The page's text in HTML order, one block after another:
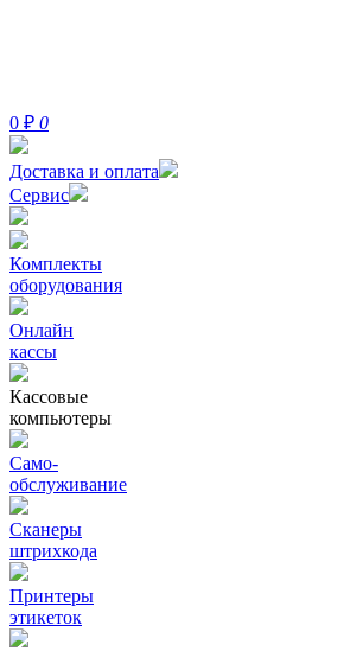
0 ₽ 0
Доставка и оплата
Сервис
Комплекты
оборудования
Онлайн
кассы
Кассовые
компьютеры
Само-
обслуживание
Сканеры
штрихкода
Принтеры
этикеток